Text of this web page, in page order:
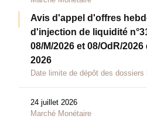
Avis d'appel d'offres
d'injection de liquidité
08/M/2026 et 08/OdR/
2026
Date limite de dépôt des dossiers
24 juillet 2026
Marché Monétaire